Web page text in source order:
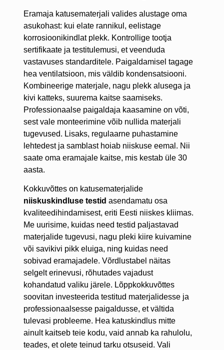
Eramaja katusematerjali valides alustage oma
asukohast: kui elate rannikul, eelistage
korrosioonikindlat plekk. Kontrollige tootja
sertifikaate ja testitulemusi, et veenduda
vastavuses standarditele. Paigaldamisel tagage
hea ventilatsioon, mis väldib kondensatsiooni.
Kombineerige materjale, nagu plekk alusega ja
kivi katteks, suurema kaitse saamiseks.
Professionaalse paigaldaja kaasamine on võti,
sest vale monteerimine võib nullida materjali
tugevused. Lisaks, regulaarne puhastamine
lehtedest ja samblast hoiab niiskuse eemal. Nii
saate oma eramajale kaitse, mis kestab üle 30
aasta.
Kokkuvõttes on katusematerjalide
niiskuskindluse testid asendamatu osa
kvaliteedihindamisest, eriti Eesti niiskes kliimas.
Me uurisime, kuidas need testid paljastavad
materjalide tugevusi, nagu pleki kiire kuivamine
või savikivi pikk eluiga, ning kuidas need
sobivad eramajadele. Võrdlustabel näitas
selgelt erinevusi, rõhutades vajadust
kohandatud valiku järele. Lõppkokkuvõttes
soovitan investeerida testitud materjalidesse ja
professionaalsesse paigaldusse, et vältida
tulevasi probleeme. Hea katuskindlus mitte
ainult kaitseb teie kodu, vaid annab ka rahulolu,
teades, et olete teinud tarku otsuseid. Vali